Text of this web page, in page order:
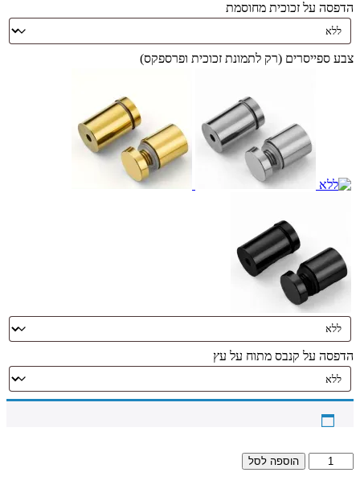
הדפסה על זכוכית מחוסמת
צבע ספייסרים (רק לתמונת זכוכית ופרספקס)
הדפסה על קנבס מתוח על עץ
כמות
של
הוספה לסל